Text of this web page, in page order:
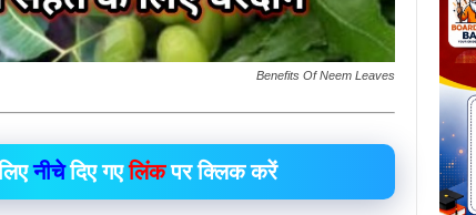
Benefits Of Neem Leaves
नीचेदिए गएलिंकपरक्लिककरें